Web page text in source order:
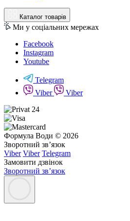
Каталог товарів
Ми у соціальних мережах
Facebook
Instagram
Youtube
Telegram
Viber
Viber
Формула Води © 2026
Зворотний зв’язок
Viber Viber Telegram
Замовити дзвінок
Зворотний зв’язок